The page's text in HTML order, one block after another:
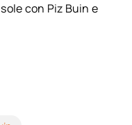
con Piz Buin e